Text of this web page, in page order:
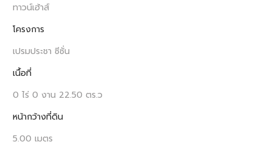
ทาวน์เฮ้าส์
โครงการ
เปรมประชา ซีซั่น
เนื้อที่
0 ไร่ 0 งาน 22.50 ตร.ว
หน้ากว้างที่ดิน
5.00 เมตร